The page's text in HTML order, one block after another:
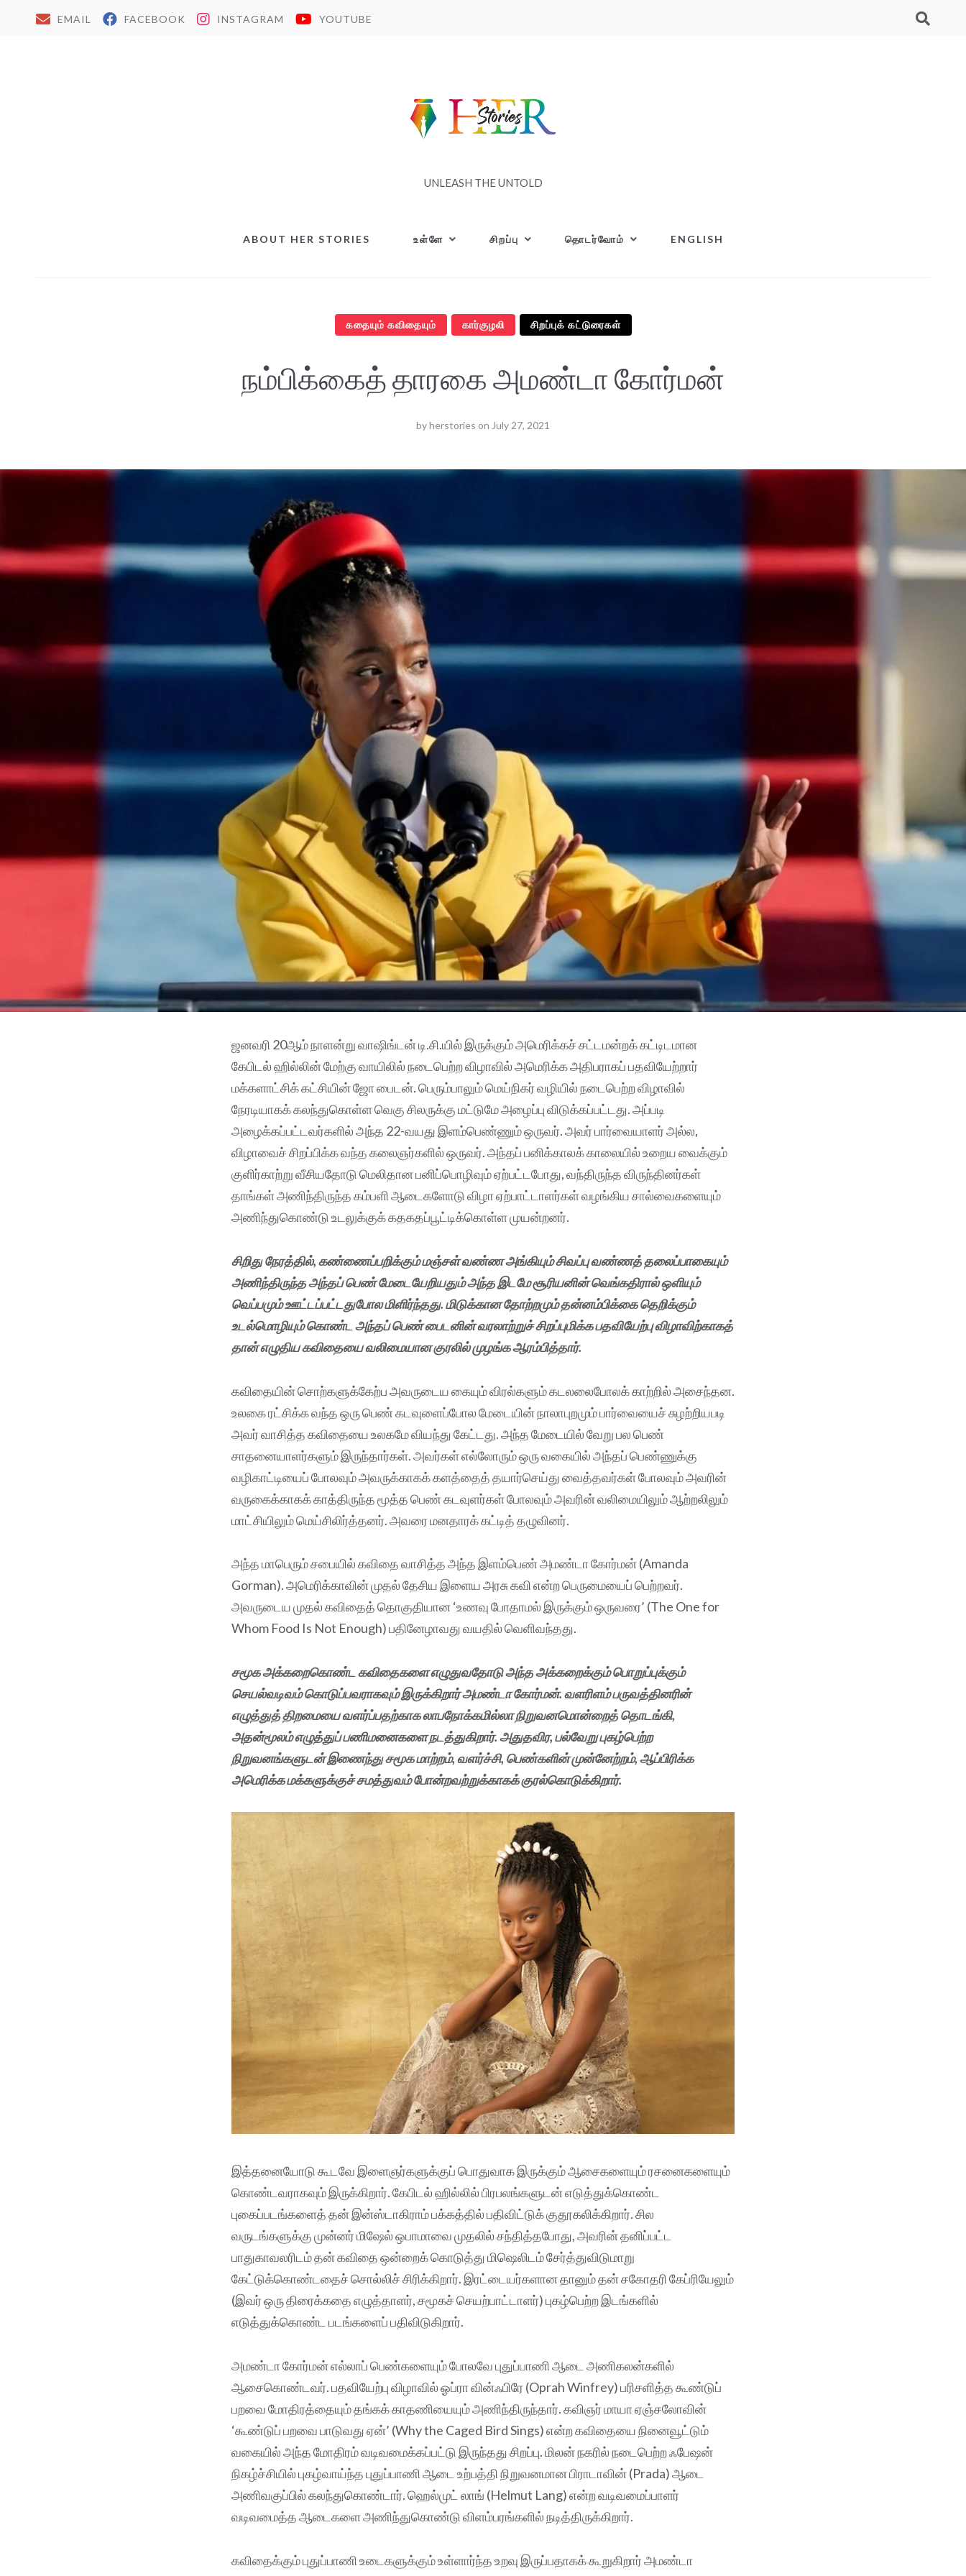
EMAIL FACEBOOK INSTAGRAM YOUTUBE
UNLEASH THE UNTOLD
ABOUT HER STORIES உள்ளே சிறப்பு தொடர்வோம் ENGLISH
கதையும் கவிதையும் கார்குழலி சிறப்புக் கட்டுரைகள்
நம்பிக்கைத் தாரகை அமண்டா கோர்மன்
byherstories on July 27, 2021
ஜனவரி 20ஆம் நாளன்று வாஷிங்டன் டி.சி.யில் இருக்கும் அமெரிக்கச் சட்டமன்றக் கட்டிடமான
கேபிடல் ஹில்லின் மேற்கு வாயிலில் நடைபெற்ற விழாவில் அமெரிக்க அதிபராகப் பதவியேற்றார்
மக்களாட்சிக் கட்சியின் ஜோ பைடன். பெரும்பாலும் மெய்நிகர் வழியில் நடைபெற்ற விழாவில்
நேரடியாகக் கலந்துகொள்ள வெகு சிலருக்கு மட்டுமே அழைப்பு விடுக்கப்பட்டது. அப்படி
அழைக்கப்பட்டவர்களில் அந்த 22-வயது இளம்பெண்ணும் ஒருவர். அவர் பார்வையாளர் அல்ல,
விழாவைச் சிறப்பிக்க வந்த கலைஞர்களில் ஒருவர். அந்தப் பனிக்காலக் காலையில் உறைய வைக்கும்
குளிர்காற்று வீசியதோடு மெலிதான பனிப்பொழிவும் ஏற்பட்டபோது, வந்திருந்த விருந்தினர்கள்
தாங்கள் அணிந்திருந்த கம்பளி ஆடைகளோடு விழா ஏற்பாட்டாளர்கள் வழங்கிய சால்வைகளையும்
அணிந்துகொண்டு உடலுக்குக் கதகதப்பூட்டிக்கொள்ள முயன்றனர்.
சிறிது நேரத்தில், கண்ணைப்பறிக்கும் மஞ்சள் வண்ண அங்கியும் சிவப்பு வண்ணத் தலைப்பாகையும்
அணிந்திருந்த அந்தப் பெண் மேடையேறியதும் அந்த இடமே சூரியனின் வெங்கதிரால் ஒளியும்
வெப்பமும் ஊட்டப்பட்டதுபோல மிளிர்ந்தது. மிடுக்கான தோற்றமும் தன்னம்பிக்கை தெறிக்கும்
உடல்மொழியும் கொண்ட அந்தப் பெண் பைடனின் வரலாற்றுச் சிறப்புமிக்க பதவியேற்பு விழாவிற்காகத்
தான் எழுதிய கவிதையை வலிமையான குரலில் முழங்க ஆரம்பித்தார்.
கவிதையின் சொற்களுக்கேற்ப அவருடைய கையும் விரல்களும் கடலலைபோலக் காற்றில் அசைந்தன.
உலகை ரட்சிக்க வந்த ஒரு பெண் கடவுளைப்போல மேடையின் நாலாபுறமும் பார்வையைச் சுழற்றியபடி
அவர் வாசித்த கவிதையை உலகமே வியந்து கேட்டது. அந்த மேடையில் வேறு பல பெண்
சாதனையாளர்களும் இருந்தார்கள். அவர்கள் எல்லோரும் ஒரு வகையில் அந்தப் பெண்ணுக்கு
வழிகாட்டியைப் போலவும் அவருக்காகக் களத்தைத் தயார்செய்து வைத்தவர்கள் போலவும் அவரின்
வருகைக்காகக் காத்திருந்த மூத்த பெண் கடவுளர்கள் போலவும் அவரின் வலிமையிலும் ஆற்றலிலும்
மாட்சியிலும் மெய்சிலிர்த்தனர். அவரை மனதாரக் கட்டித் தழுவினர்.
அந்த மாபெரும் சபையில் கவிதை வாசித்த அந்த இளம்பெண் அமண்டா கோர்மன் (Amanda
Gorman). அமெரிக்காவின் முதல் தேசிய இளைய அரசு கவி என்ற பெருமையைப் பெற்றவர்.
அவருடைய முதல் கவிதைத் தொகுதியான ‘உணவு போதாமல் இருக்கும் ஒருவரை’ (The One for
Whom Food Is Not Enough) பதினேழாவது வயதில் வெளிவந்தது.
சமூக அக்கறைகொண்ட கவிதைகளை எழுதுவதோடு அந்த அக்கறைக்கும் பொறுப்புக்கும்
செயல்வடிவம் கொடுப்பவராகவும் இருக்கிறார் அமண்டா கோர்மன். வளரிளம் பருவத்தினரின்
எழுத்துத் திறமையை வளர்ப்பதற்காக லாபநோக்கமில்லா நிறுவனமொன்றைத் தொடங்கி,
அதன்மூலம் எழுத்துப் பணிமனைகளை நடத்துகிறார். அதுதவிர, பல்வேறு புகழ்பெற்ற
நிறுவனங்களுடன் இணைந்து சமூக மாற்றம், வளர்ச்சி, பெண்களின் முன்னேற்றம், ஆப்பிரிக்க
அமெரிக்க மக்களுக்குச் சமத்துவம் போன்றவற்றுக்காகக் குரல்கொடுக்கிறார்.
இத்தனையோடு கூடவே இளைஞர்களுக்குப் பொதுவாக இருக்கும் ஆசைகளையும் ரசனைகளையும்
கொண்டவராகவும் இருக்கிறார். கேபிடல் ஹில்லில் பிரபலங்களுடன் எடுத்துக்கொண்ட
புகைப்படங்களைத் தன் இன்ஸ்டாகிராம் பக்கத்தில் பதிவிட்டுக் குதூகலிக்கிறார். சில
வருடங்களுக்கு முன்னர் மிஷேல் ஒபாமாவை முதலில் சந்தித்தபோது, அவரின் தனிப்பட்ட
பாதுகாவலரிடம் தன் கவிதை ஒன்றைக் கொடுத்து மிஷெலிடம் சேர்த்துவிடுமாறு
கேட்டுக்கொண்டதைச் சொல்லிச் சிரிக்கிறார். இரட்டையர்களான தானும் தன் சகோதரி கேப்ரியேலும்
(இவர் ஒரு திரைக்கதை எழுத்தாளர், சமூகச் செயற்பாட்டாளர்) புகழ்பெற்ற இடங்களில்
எடுத்துக்கொண்ட படங்களைப் பதிவிடுகிறார்.
அமண்டா கோர்மன் எல்லாப் பெண்களையும் போலவே புதுப்பாணி ஆடை அணிகலன்களில்
ஆசைகொண்டவர். பதவியேற்பு விழாவில் ஓப்ரா வின்ஃபிரே (Oprah Winfrey) பரிசளித்த கூண்டுப்
பறவை மோதிரத்தையும் தங்கக் காதணியையும் அணிந்திருந்தார். கவிஞர் மாயா ஏஞ்சலோவின்
‘கூண்டுப் பறவை பாடுவது ஏன்’ (Why the Caged Bird Sings) என்ற கவிதையை நினைவூட்டும்
வகையில் அந்த மோதிரம் வடிவமைக்கப்பட்டு இருந்தது சிறப்பு. மிலன் நகரில் நடைபெற்ற ஃபேஷன்
நிகழ்ச்சியில் புகழ்வாய்ந்த புதுப்பாணி ஆடை உற்பத்தி நிறுவனமான பிராடாவின் (Prada) ஆடை
அணிவகுப்பில் கலந்துகொண்டார். ஹெல்முட் லாங் (Helmut Lang) என்ற வடிவமைப்பாளர்
வடிவமைத்த ஆடைகளை அணிந்துகொண்டு விளம்பரங்களில் நடித்திருக்கிறார்.
கவிதைக்கும் புதுப்பாணி உடைகளுக்கும் உள்ளார்ந்த உறவு இருப்பதாகக் கூறுகிறார் அமண்டா